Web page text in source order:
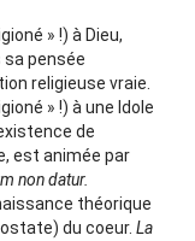
» !) à Dieu,
sa pensée
religieuse vraie.
» !) à une Idole
de
est animée par
non datur.
théorique
du coeur. La